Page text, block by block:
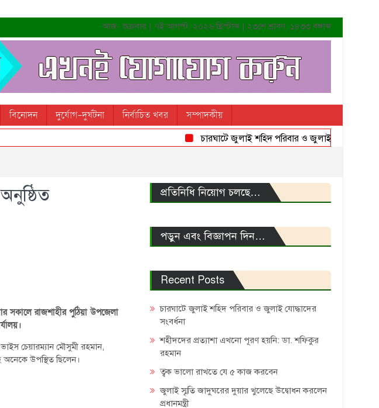
আজ- শুক্রবার | ৭ই আগস্ট, ২০২৬ খ্রিস্টাব্দ | ২৩শে শ্রাবণ, ১৪৩৩ বঙ্গাব্দ
বিনোদন দুর্যোগ-দুর্ঘটনা নির্বাচিত খবর সম্পাদকীয়
চারঘাটে জুলাই শহিদ পরিবার ও জুলাই যোদ্ধাদের
সকালে রাজশাহীর পুঠিয়া উপজেলা
চেয়ারম্যান মৌসুমী রহমান,
উপস্থিত ছিলেন।
প্রতিনিধি নিয়োগ চলছে…
পড়ুন এবং বিজ্ঞাপন দিন…
Recent Posts
চারঘাটে জুলাই শহিদ পরিবার ও জুলাই যোদ্ধাদের
সংবর্ধনা
শহীদদের প্রত্যাশা এখনো পূরণ হয়নি: ডা. শফিকুর
রহমান
ত্বক ভালো রাখতে যে ৫ কাজ করবেন
জুলাই স্মৃতি জাদুঘরের দুয়ার খুলেছে উদ্বোধন করলেন
প্রধানমন্ত্রী